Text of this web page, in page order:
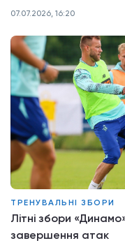
07.07.2026, 16:20
ТРЕНУВАЛЬНІ ЗБОРИ
Літні збори
завершення атак